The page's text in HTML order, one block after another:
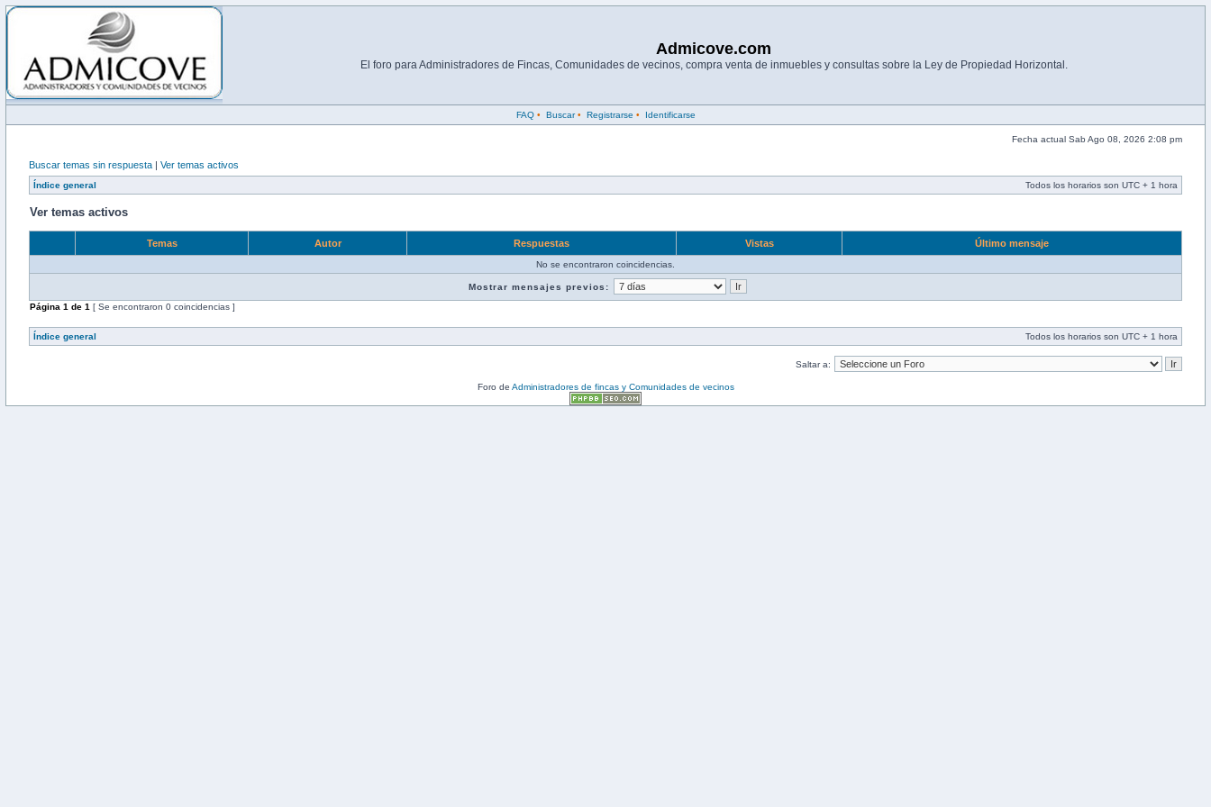
Admicove.com
El foro para Administradores de Fincas, Comunidades de vecinos, compra venta de inmuebles y consultas sobre la Ley de Propiedad Horizontal.
FAQ• Buscar• Registrarse • Identificarse
Fecha actual Sab Ago 08, 2026 2:08 pm
Buscar temas sin respuesta | Ver temas activos
Índice general Todos los horarios son UTC + 1 hora
Ver temas activos
Temas Autor Respuestas Vistas Último mensaje
No se encontraron coincidencias.
Mostrar mensajes previos:
Página 1 de 1 [ Se encontraron 0 coincidencias ]
Índice general Todos los horarios son UTC + 1 hora
Saltar a:
Foro de Administradores de fincas y Comunidades de vecinos